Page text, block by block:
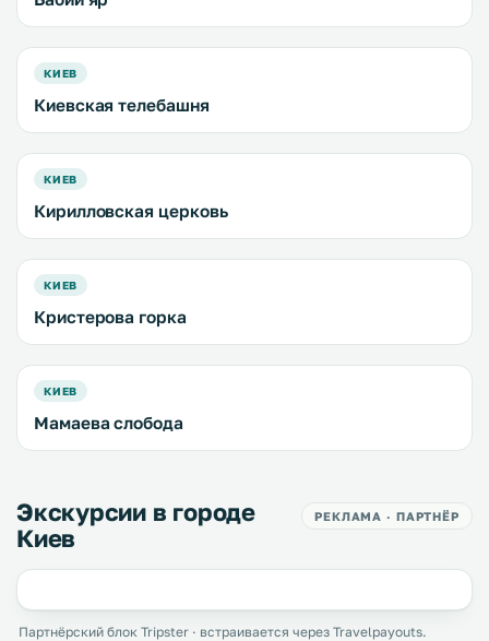
КИЕВ
Киевская телебашня
КИЕВ
Кирилловская церковь
КИЕВ
Кристерова горка
КИЕВ
Мамаева слобода
Экскурсии в городе
Киев
РЕКЛАМА · ПАРТНЁР
Партнёрский блок Tripster · встраивается через Travelpayouts.